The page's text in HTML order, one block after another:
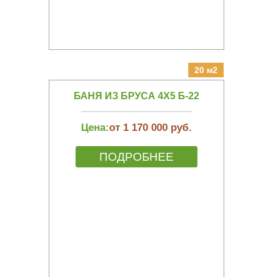
20 м2
БАНЯ ИЗ БРУСА 4Х5 Б-22
Цена:от 1 170 000 руб.
ПОДРОБНЕЕ